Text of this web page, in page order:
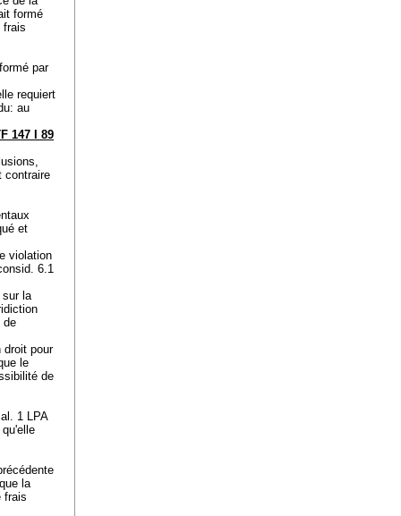
formé
frais
par
requiert
au
147 I 89
contraire
et
violation
6.1
sur la
de
pour
le
de
1 LPA
la
frais